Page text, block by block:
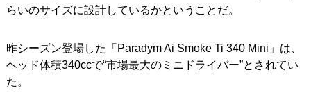
らいのサイズに設計しているかということだ。
昨シーズン登場した「Paradym Ai Smoke Ti 340 Mini」は、
ヘッド体積340ccで“市場最大のミニドライバー”とされてい
た。